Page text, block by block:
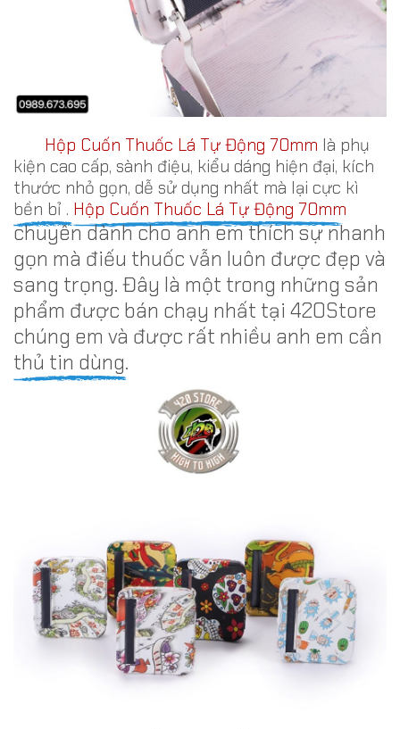
Hộp Cuốn Thuốc Lá Tự Động 70mm là phụ
kiện cao cấp, sành điệu, kiểu dáng hiện đại, kích
thước nhỏ gọn, dễ sử dụng nhất mà lại cực kì
bền bỉ . Hộp Cuốn Thuốc Lá Tự Động 70mm
chuyên dành cho anh em thích sự nhanh
gọn mà điếu thuốc vẫn luôn được đẹp và
sang trọng. Đây là một trong những sản
phẩm được bán chạy nhất tại 420Store
chúng em và được rất nhiều anh em cần
thủ tin dùng.